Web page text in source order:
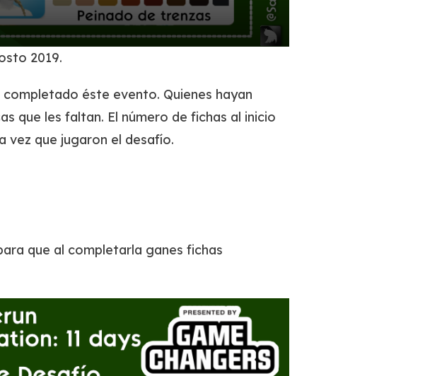
2019.
éste evento. Quienes hayan
que les faltan. El número de fichas al inicio
vez que jugaron el desafío.
que al completarla ganes fichas